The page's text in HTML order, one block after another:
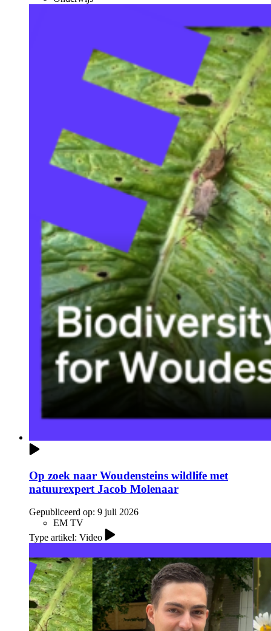
Op zoek naar Woudensteins wildlife met
natuurexpert Jacob Molenaar
Gepubliceerd op: 9 juli 2026
EM TV
Type artikel: Video